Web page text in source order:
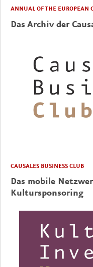
ANNUAL OF THE EUROPEAN
Das Archiv der
CAUSALES BUSINESS CLUB
Das mobile
Kultursponsoring